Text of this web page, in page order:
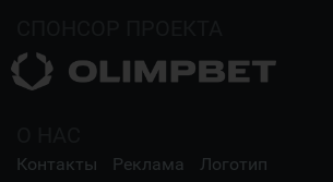
Контакты Реклама Логотип